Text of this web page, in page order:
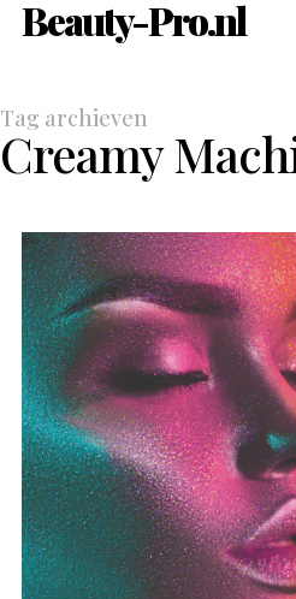
Beauty-Pro.nl
Tag archieven
Creamy